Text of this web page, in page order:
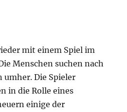
mit einem Spiel im
Menschen suchen nach
umher. Die Spieler
in die Rolle eines
einige der